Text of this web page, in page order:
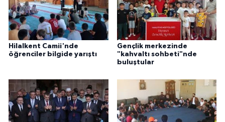
Hilalkent Camii'nde
öğrenciler bilgide yarıştı
Gençlik merkezinde
"kahvaltı sohbeti"nde
buluştular
Karaman Müftülüğü
Kars Müftülüğü
Kastamonu Müftülüğü
Kayseri Müftülüğü
Kilis Müftülüğü